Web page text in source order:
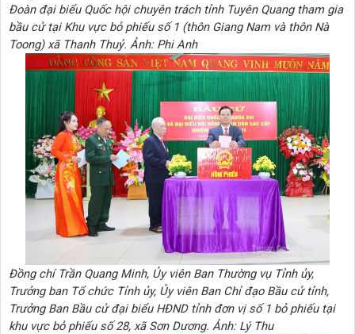
Đoàn đại biểu Quốc hội chuyên trách tỉnh Tuyên Quang tham gia
bầu cử tại Khu vực bỏ phiếu số 1 (thôn Giang Nam và thôn Nà
Toong) xã Thanh Thuỷ. Ảnh: Phi Anh
Đồng chí Trần Quang Minh, Ủy viên Ban Thường vụ Tỉnh ủy,
Trưởng ban Tổ chức Tỉnh ủy, Ủy viên Ban Chỉ đạo Bầu cử tỉnh,
Trưởng Ban Bầu cử đại biểu HĐND tỉnh đơn vị số 1 bỏ phiếu tại
khu vực bỏ phiếu số 28, xã Sơn Dương. Ảnh: Lý Thu